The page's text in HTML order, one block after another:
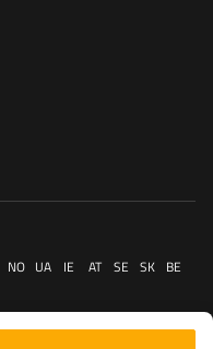
NO UA IE AT SE SK BE